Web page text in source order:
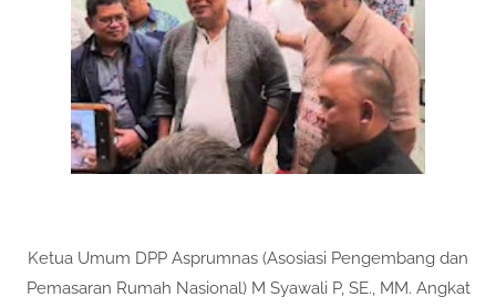
Ketua Umum DPP Asprumnas (Asosiasi Pengembang dan
Pemasaran Rumah Nasional) M Syawali P, SE., MM. Angkat